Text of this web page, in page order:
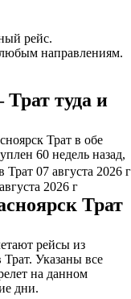
рейс.
направлениям.
туда и
Трат в обе
60 недель назад,
Трат 07 августа 2026 г
2026 г
Трат
рейсы из
Указаны все
на данном
дни.